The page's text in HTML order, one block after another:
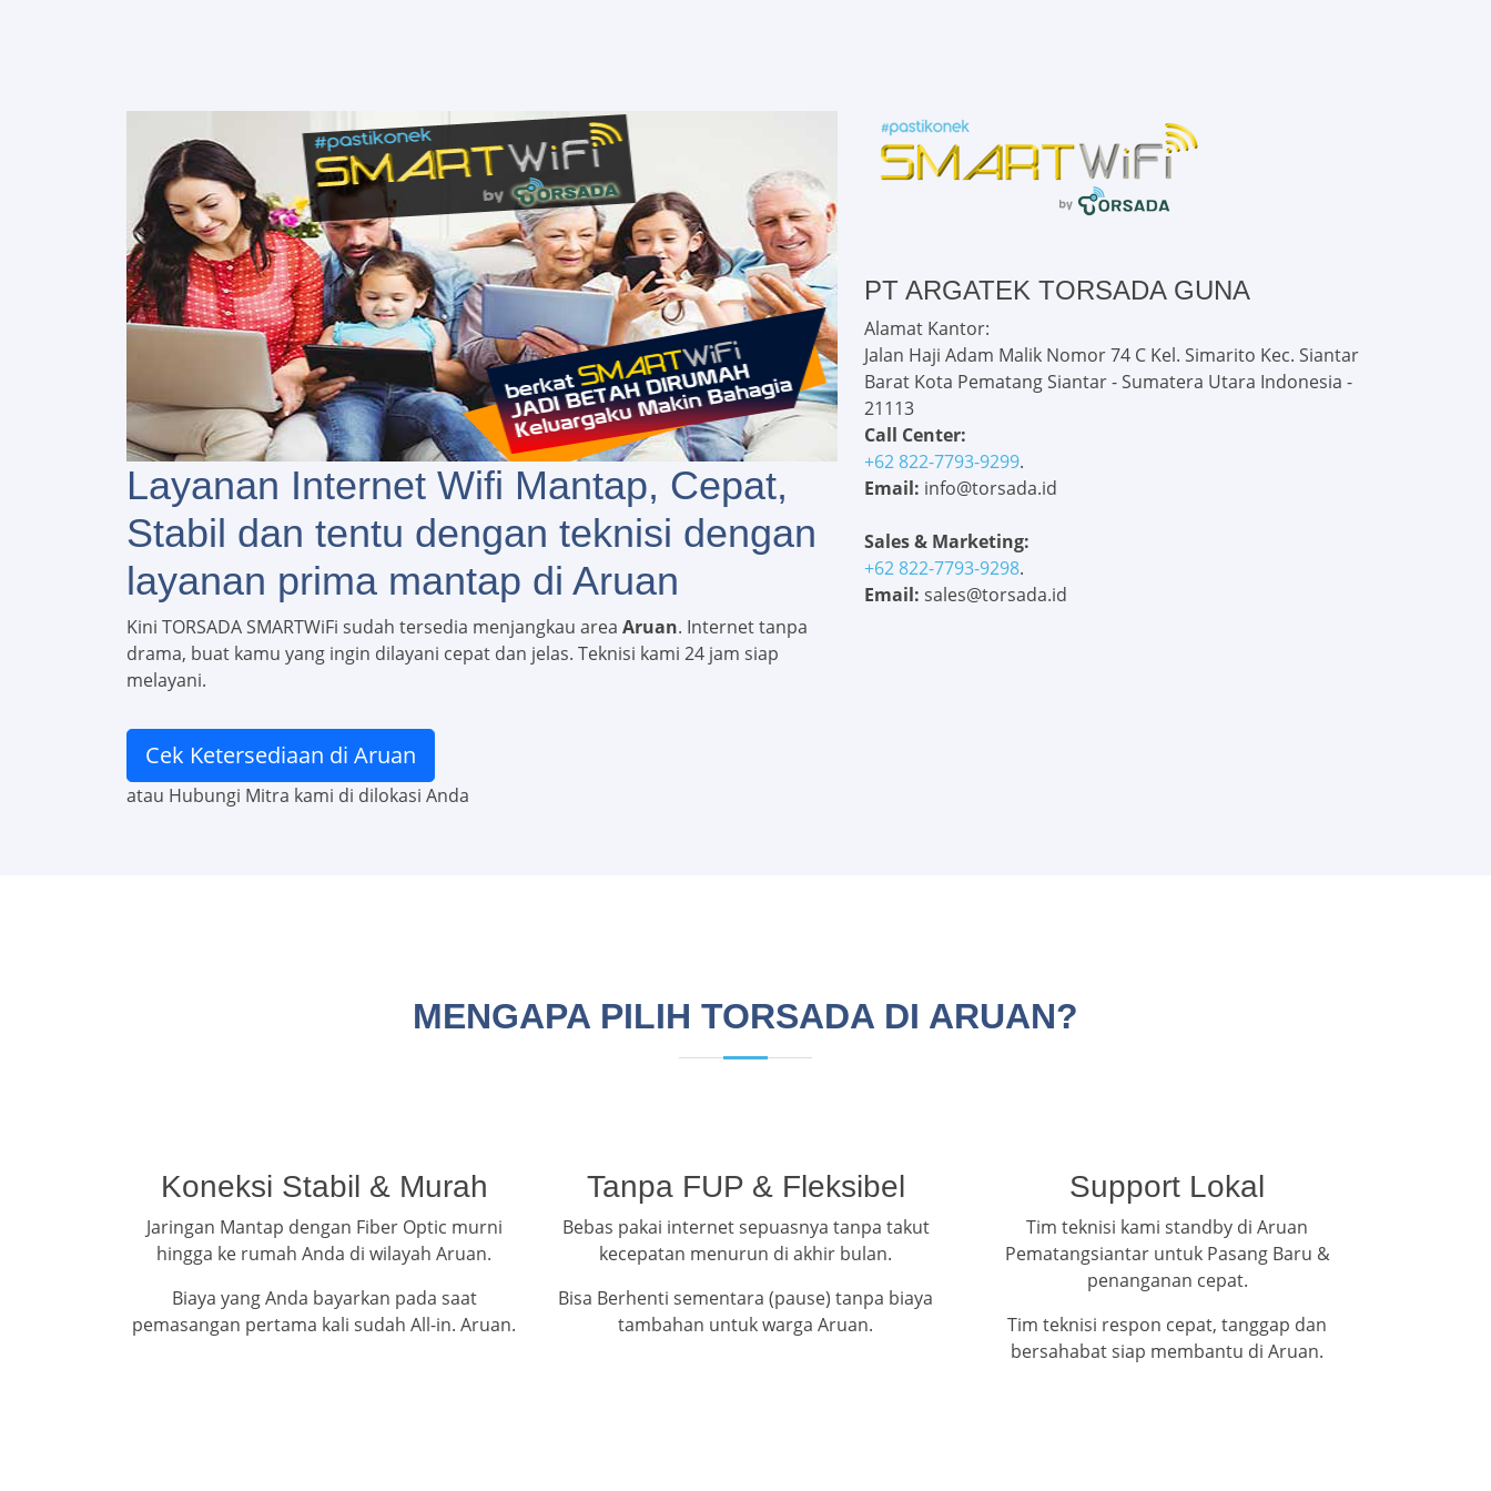
Layanan Internet Wifi Mantap, Cepat,
Stabil dan tentu dengan teknisi dengan
layanan prima mantap di Aruan
Kini TORSADA SMARTWiFi sudah tersedia menjangkau area Aruan. Internet tanpa
drama, buat kamu yang ingin dilayani cepat dan jelas. Teknisi kami 24 jam siap
melayani.
Cek Ketersediaan di Aruan
atau Hubungi Mitra kami di dilokasi Anda
PT ARGATEK TORSADA GUNA
Alamat Kantor:
Jalan Haji Adam Malik Nomor 74 C Kel. Simarito Kec. Siantar
Barat Kota Pematang Siantar - Sumatera Utara Indonesia -
21113
Call Center:
+62 822-7793-9299.
Email: info@torsada.id
Sales & Marketing:
+62 822-7793-9298.
Email: sales@torsada.id
MENGAPA PILIH TORSADA DI ARUAN?
Koneksi Stabil & Murah
Jaringan Mantap dengan Fiber Optic murni
hingga ke rumah Anda di wilayah Aruan.
Biaya yang Anda bayarkan pada saat
pemasangan pertama kali sudah All-in. Aruan.
Tanpa FUP & Fleksibel
Bebas pakai internet sepuasnya tanpa takut
kecepatan menurun di akhir bulan.
Bisa Berhenti sementara (pause) tanpa biaya
tambahan untuk warga Aruan.
Support Lokal
Tim teknisi kami standby di Aruan
Pematangsiantar untuk Pasang Baru &
penanganan cepat.
Tim teknisi respon cepat, tanggap dan
bersahabat siap membantu di Aruan.